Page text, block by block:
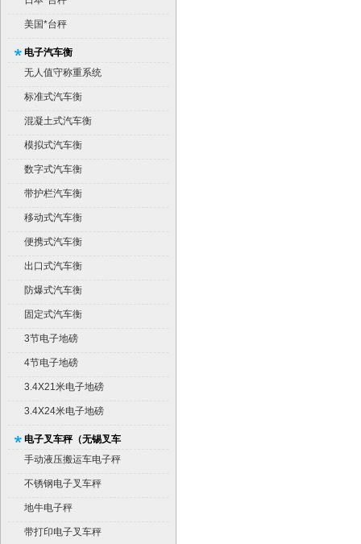
美国*台秤
电子汽车衡
无人值守称重系统
标准式汽车衡
混凝土式汽车衡
模拟式汽车衡
数字式汽车衡
带护栏汽车衡
移动式汽车衡
便携式汽车衡
出口式汽车衡
防爆式汽车衡
固定式汽车衡
3节电子地磅
4节电子地磅
3.4X21米电子地磅
3.4X24米电子地磅
电子叉车秤（无锡叉车
秤）
手动液压搬运车电子秤
不锈钢电子叉车秤
地牛电子秤
带打印电子叉车秤